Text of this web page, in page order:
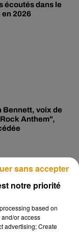
écoutés dans le
en 2026
Bennett, voix de
Anthem",
: quand Elton
notre priorité
based on
or access
advertising; Create
sans accepter